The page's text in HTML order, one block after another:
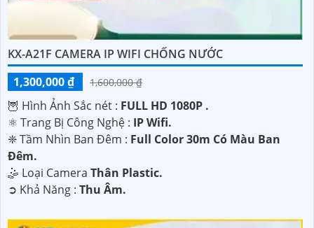
KX-A21F CAMERA IP WIFI CHỐNG NƯỚC
1,300,000 ₫
1,600,000 ₫
🦉 Hình Ảnh Sắc nét : FULL HD 1080P .
⚛️ Trang Bị Công Nghệ : IP Wifi.
❈ Tầm Nhìn Ban Đêm : Full Color 30m Có Màu Ban
Ðêm.
🤹 Loại Camera Thân Plastic.
️➲ Khả Năng : Thu Âm.